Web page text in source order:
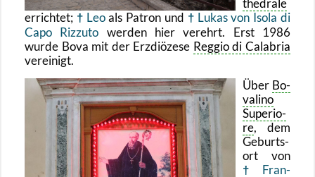
the­dra­le
er­rich­tet;
Leoals Pa­tron und
Lukas von Isola di
Capo Riz­zu­to wer­den hier ver­ehrt. Erst 1986
wurde Bova mit der Erz­diö­ze­se Reg­gio di Ca­la­bria
ver­ei­nigt.
Über Bo­
va­li­no
Su­pe­rio­
re, dem
Ge­burts­
ort von
Fran­